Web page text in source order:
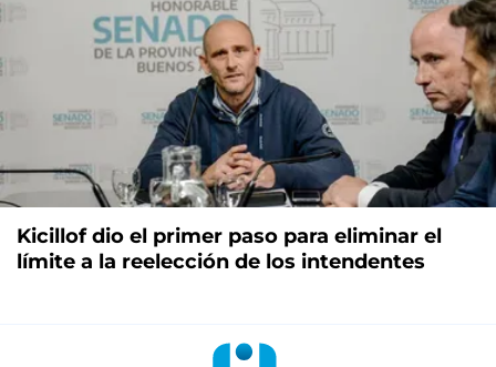
Kicillof dio el primer paso para eliminar el
límite a la reelección de los intendentes